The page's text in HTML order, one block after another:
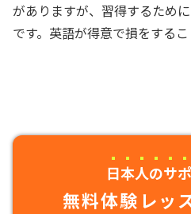
がありますが、習得するため
です。英語が得意で損をするこ
日本人のサ
無料体験レッ